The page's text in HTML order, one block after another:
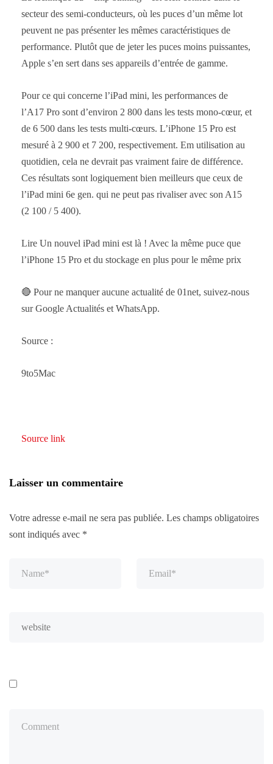
secteur des semi-conducteurs, où les puces d’un même lot
peuvent ne pas présenter les mêmes caractéristiques de
performance. Plutôt que de jeter les puces moins puissantes,
Apple s’en sert dans ses appareils d’entrée de gamme.
Pour ce qui concerne l’iPad mini, les performances de
l’A17 Pro sont d’environ 2 800 dans les tests mono-cœur, et
de 6 500 dans les tests multi-cœurs. L’iPhone 15 Pro est
mesuré à 2 900 et 7 200, respectivement. Em utilisation au
quotidien, cela ne devrait pas vraiment faire de différence.
Ces résultats sont logiquement bien meilleurs que ceux de
l’iPad mini 6e gen. qui ne peut pas rivaliser avec son A15
(2 100 / 5 400).
Lire Un nouvel iPad mini est là ! Avec la même puce que
l’iPhone 15 Pro et du stockage en plus pour le même prix
🔴 Pour ne manquer aucune actualité de 01net, suivez-nous
sur Google Actualités et WhatsApp.
Source :
9to5Mac
Source link
Laisser un commentaire
Votre adresse e-mail ne sera pas publiée. Les champs obligatoires
sont indiqués avec *